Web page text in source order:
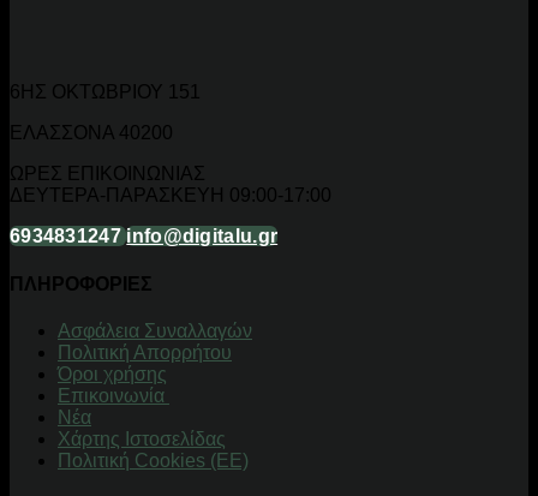
6ΗΣ ΟΚΤΩΒΡΙΟΥ 151
ΕΛΑΣΣΟΝΑ 40200
ΩΡΕΣ ΕΠΙΚΟΙΝΩΝΙΑΣ
ΔΕΥΤΕΡΑ-ΠΑΡΑΣΚΕΥΗ 09:00-17:00
6934831247 info@digitalu.gr
ΠΛΗΡΟΦΟΡΙΕΣ
Aσφάλεια Συναλλαγών
Πολιτική Απορρήτου
Όροι χρήσης
Επικοινωνία
Νέα
Χάρτης Ιστοσελίδας
Πολιτική Cookies (ΕΕ)